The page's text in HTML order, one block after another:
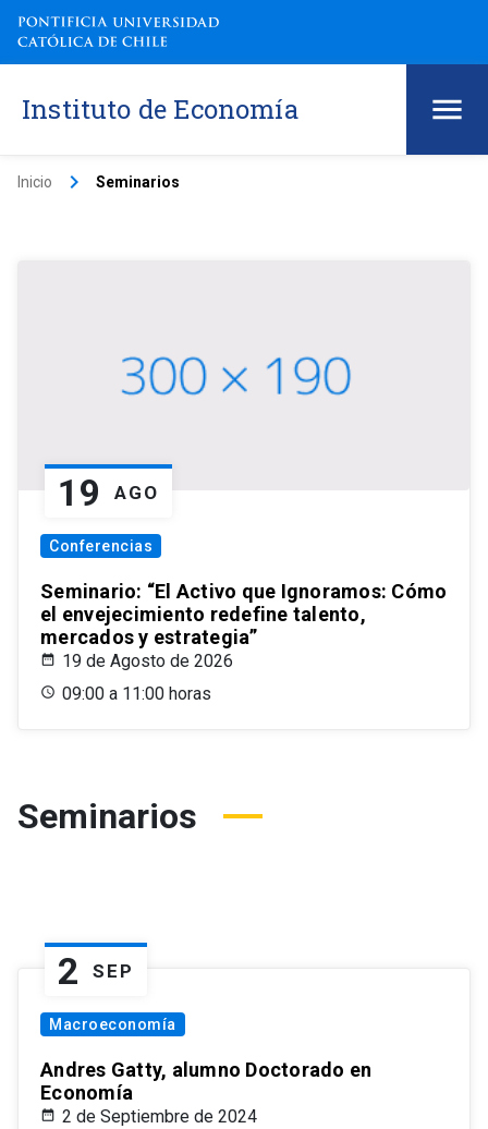
Instituto de Economía
Inicio keyboard_arrow_right Seminarios
19 AGO
Conferencias
Seminario: “El Activo que Ignoramos: Cómo
el envejecimiento redefine talento,
mercados y estrategia”
19 de Agosto de 2026
09:00 a 11:00 horas
Seminarios
2 SEP
Macroeconomía
Andres Gatty, alumno Doctorado en
Economía
2 de Septiembre de 2024